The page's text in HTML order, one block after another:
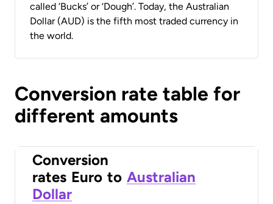
called ‘Bucks’ or ‘Dough’. Today, the Australian
Dollar (AUD) is the fifth most traded currency in
the world.
Conversion rate table for
different amounts
Conversion
rates Euro to Australian
Dollar